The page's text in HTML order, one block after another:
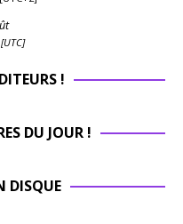
!
DU JOUR !
DISQUE